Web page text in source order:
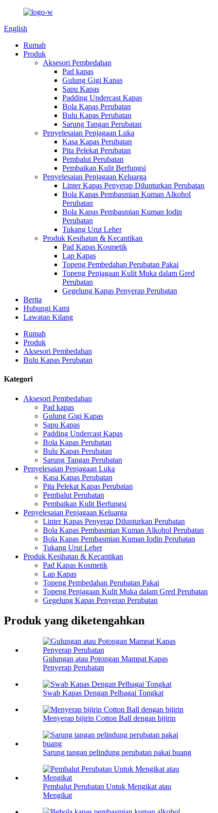
English
Rumah
Produk
Aksesori Pembedahan
Pad kapas
Gulung Gigi Kapas
Sapu Kapas
Padding Undercast Kapas
Bola Kapas Perubatan
Bulu Kapas Perubatan
Sarung Tangan Perubatan
Penyelesaian Penjagaan Luka
Kasa Kapas Perubatan
Pita Pelekat Perubatan
Pembalut Perubatan
Pembaikan Kulit Berfungsi
Penyelesaian Penjagaan Keluarga
Linter Kapas Penyerap Dilunturkan Perubatan
Bola Kapas Pembasmian Kuman Alkohol
Perubatan
Bola Kapas Pembasmian Kuman Iodin
Perubatan
Tukang Urut Leher
Produk Kesihatan & Kecantikan
Pad Kapas Kosmetik
Lap Kapas
Topeng Pembedahan Perubatan Pakai
Topeng Penjagaan Kulit Muka dalam Gred
Perubatan
Gegelung Kapas Penyerap Perubatan
Berita
Hubungi Kami
Lawatan Kilang
Rumah
Produk
Aksesori Pembedahan
Bulu Kapas Perubatan
Kategori
Aksesori Pembedahan
Pad kapas
Gulung Gigi Kapas
Sapu Kapas
Padding Undercast Kapas
Bola Kapas Perubatan
Bulu Kapas Perubatan
Sarung Tangan Perubatan
Penyelesaian Penjagaan Luka
Kasa Kapas Perubatan
Pita Pelekat Kapas Perubatan
Pembalut Perubatan
Pembaikan Kulit Berfungsi
Penyelesaian Penjagaan Keluarga
Linter Kapas Penyerap Dilunturkan Perubatan
Bola Kapas Pembasmian Kuman Alkohol Perubatan
Bola Kapas Pembasmian Kuman Iodin Perubatan
Tukang Urut Leher
Produk Kesihatan & Kecantikan
Pad Kapas Kosmetik
Lap Kapas
Topeng Pembedahan Perubatan Pakai
Topeng Penjagaan Kulit Muka dalam Gred Perubatan
Gegelung Kapas Penyerap Perubatan
Produk yang diketengahkan
Gulungan atau Potongan Mampat Kapas
Penyerap Perubatan
Swab Kapas Dengan Pelbagai Tongkat
Menyerap bijirin Cotton Ball dengan bijirin
Sarung tangan pelindung perubatan pakai buang
Pembalut Perubatan Untuk Mengikat atau
Mengikat